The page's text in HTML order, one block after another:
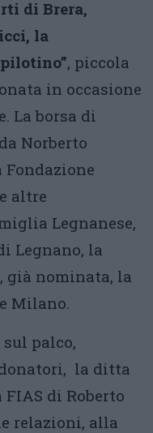
di Brera,
la
, piccola
in occasione
La borsa di
Norberto
altre
Legnanese,
Legnano, la
già nominata, la
Milano.
palco,
la ditta
di Roberto
relazioni, alla